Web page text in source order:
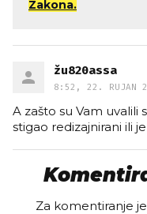
Zakona.
žu820assa
8:52, 22. RUJAN
A zašto su Vam uvalili
stigao redizajnirani ili
Za komentiranje